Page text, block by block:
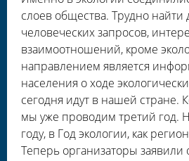
слоев общества. Трудно найти
человеческих запросов,
взаимоотношений, кроме
направлением является
населения о ходе
сегодня идут в нашей стране.
мы уже проводим третий год.
году, в Год экологии, как
Теперь организаторы заявили